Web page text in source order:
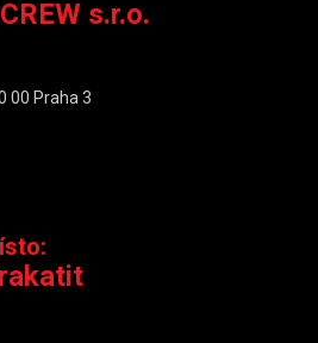
s.r.o.
00 Praha 3